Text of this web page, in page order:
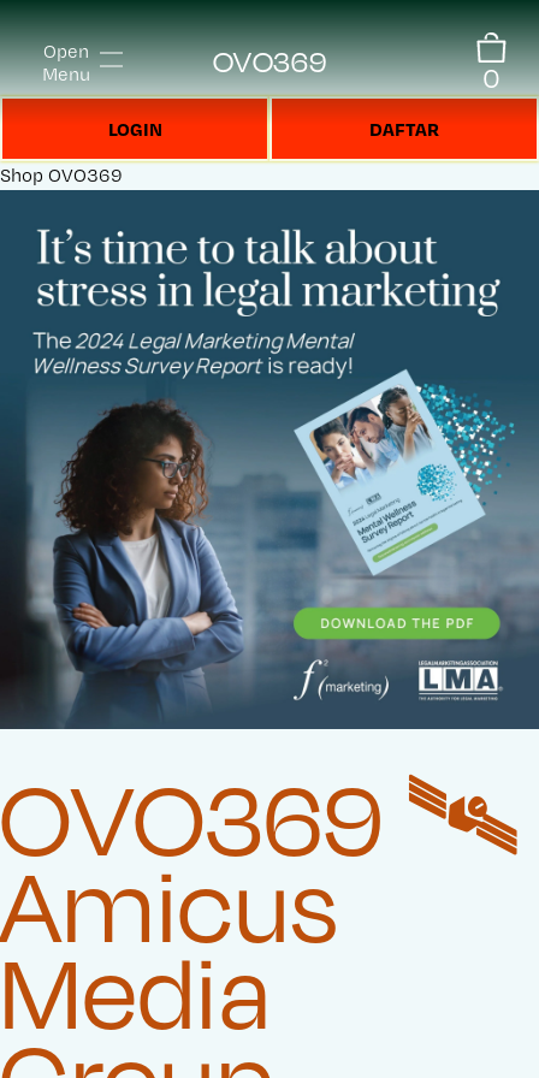
Open
Menu
OVO369 0
LOGIN DAFTAR
Shop OVO369
OVO369 🛰️‍
Amicus
Media